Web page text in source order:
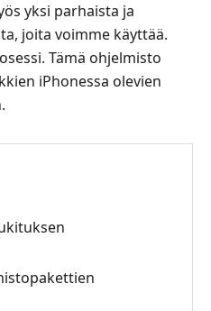
yksi parhaista ja
joita voimme käyttää.
Tämä ohjelmisto
iPhonessa olevien